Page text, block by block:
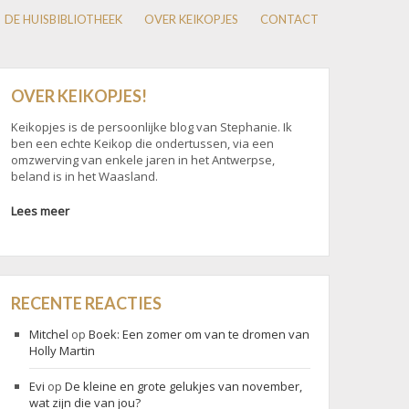
DE HUISBIBLIOTHEEK OVER KEIKOPJES CONTACT
OVER KEIKOPJES!
Keikopjes is de persoonlijke blog van Stephanie. Ik
ben een echte Keikop die ondertussen, via een
omzwerving van enkele jaren in het Antwerpse,
beland is in het Waasland.
Lees meer
RECENTE REACTIES
Mitchel opBoek: Een zomer om van te dromen van
Holly Martin
Evi opDe kleine en grote gelukjes van november,
wat zijn die van jou?